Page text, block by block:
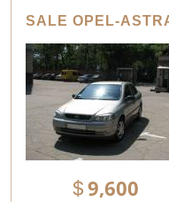
SALE OPEL-
9,600